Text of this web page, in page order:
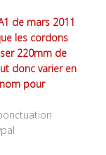
de mars 2011
les cordons
220mm de
donc varier en
pour